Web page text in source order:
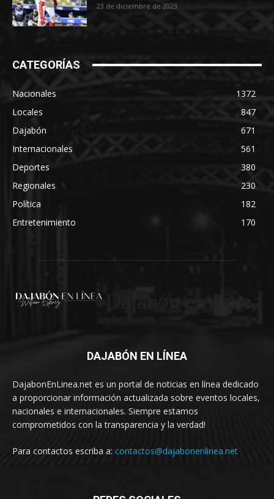
23 de diciembre de 2023
CATEGORÍAS
Nacionales
1372
Locales
847
Dajabón
671
Internacionales
561
Deportes
380
Regionales
230
Política
182
Entretenimiento
170
DAJABÓN EN LÍNEA
DajabonEnLinea.net es un portal de noticias en línea dedicado
a proporcionar información actualizada sobre eventos locales,
nacionales e internacionales. Siempre estamos
comprometidos con la transparencia y la verdad!
Para contactos escriba a: contactos@dajabonenlinea.net